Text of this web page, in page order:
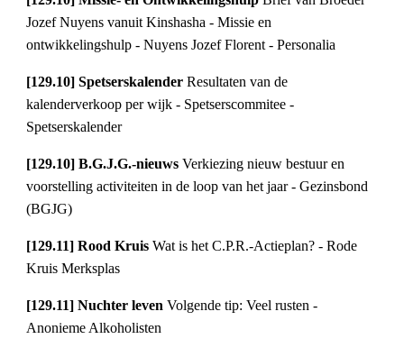
Jozef Nuyens vanuit Kinshasha - Missie en
ontwikkelingshulp - Nuyens Jozef Florent - Personalia
[129.10] Spetserskalender Resultaten van de
kalenderverkoop per wijk - Spetserscommitee -
Spetserskalender
[129.10] B.G.J.G.-nieuws Verkiezing nieuw bestuur en
voorstelling activiteiten in de loop van het jaar - Gezinsbond
(BGJG)
[129.11] Rood Kruis Wat is het C.P.R.-Actieplan? - Rode
Kruis Merksplas
[129.11] Nuchter leven Volgende tip: Veel rusten -
Anonieme Alkoholisten